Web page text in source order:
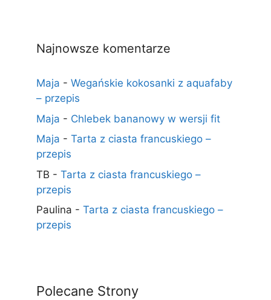
Najnowsze komentarze
Maja - Wegańskie kokosanki z aquafaby
– przepis
Maja - Chlebek bananowy w wersji fit
Maja - Tarta z ciasta francuskiego –
przepis
TB - Tarta z ciasta francuskiego –
przepis
Paulina - Tarta z ciasta francuskiego –
przepis
Polecane Strony